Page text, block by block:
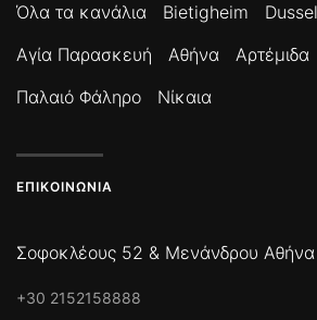
Όλα τα κανάλια Bietigheim
Αγία Παρασκευή
Αθήνα Αρτέμιδα
Παλαιό Φάληρο
Νίκαια
ΕΠΙΚΟΙΝΩΝΊΑ
Σοφοκλέους 52 & Μενάνδρου
+30 2152158888